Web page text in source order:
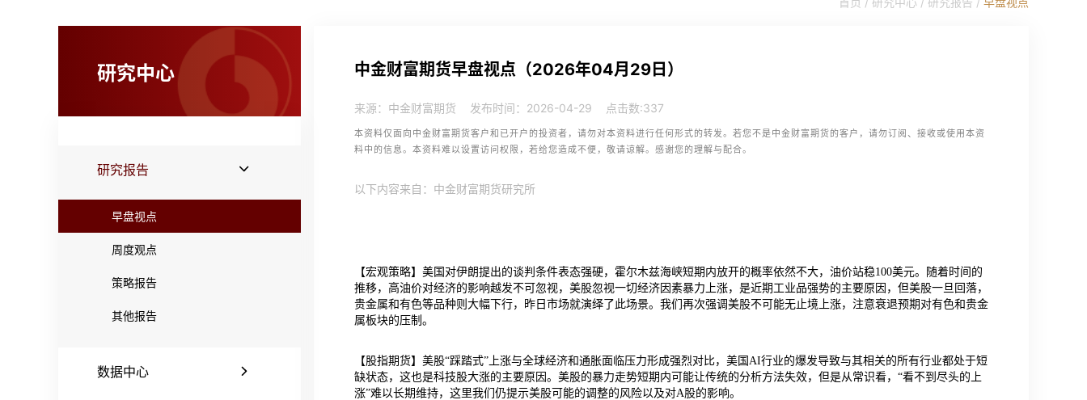
研究中心
研究报告
早盘视点
周度观点
策略报告
其他报告
数据中心
中金财富期货早盘视点（2026年04月29日）
来源：中金财富期货 发布时间：2026-04-29 点击数:337
本资料仅面向中金财富期货客户和已开户的投资者，请勿对本资料进行任何形式的转发。若您不是中金财富期货的客户，请勿订阅、接收或使用本资
料中的信息。本资料难以设置访问权限，若给您造成不便，敬请谅解。感谢您的理解与配合。
以下内容来自：中金财富期货研究所
【宏观策略】美国对伊朗提出的谈判条件表态强硬，霍尔木兹海峡短期内放开的概率依然不大，油价站稳100美元。随着时间的
推移，高油价对经济的影响越发不可忽视，美股忽视一切经济因素暴力上涨，是近期工业品强势的主要原因，但美股一旦回落，
贵金属和有色等品种则大幅下行，昨日市场就演绎了此场景。我们再次强调美股不可能无止境上涨，注意衰退预期对有色和贵金
属板块的压制。
【股指期货】美股“踩踏式”上涨与全球经济和通胀面临压力形成强烈对比，美国AI行业的爆发导致与其相关的所有行业都处于短
缺状态，这也是科技股大涨的主要原因。美股的暴力走势短期内可能让传统的分析方法失效，但是从常识看，“看不到尽头的上
涨”难以长期维持，这里我们仍提示美股可能的调整的风险以及对A股的影响。